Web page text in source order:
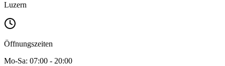
Luzern
Öffnungszeiten
Mo-Sa: 07:00 - 20:00